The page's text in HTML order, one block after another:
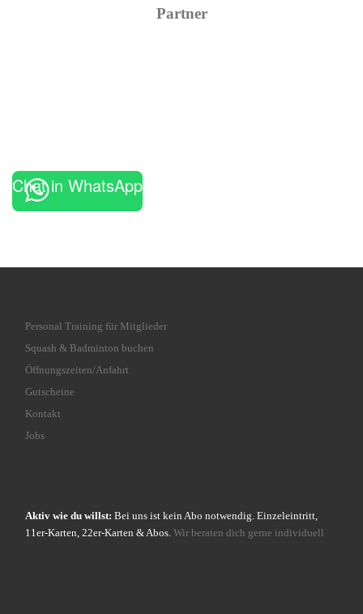
Partner
Chat in WhatsApp
Personal Training für Mitglieder
Squash & Badminton buchen
Öffnungszeiten/Anfahrt
Gutscheine
Kontakt
Jobs
Aktiv wie du willst: Bei uns ist kein Abo notwendig. Einzeleintritt,
11er-Karten, 22er-Karten & Abos. Wir beraten dich gerne individuell